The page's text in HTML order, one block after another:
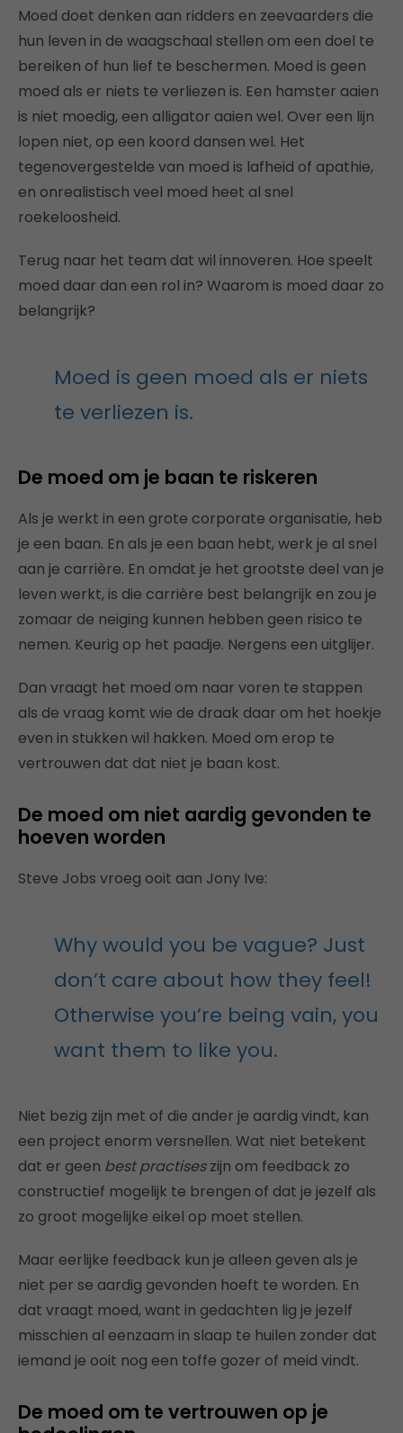
Moed doet denken aan ridders en zeevaarders die
hun leven in de waagschaal stellen om een doel te
bereiken of hun lief te beschermen. Moed is geen
moed als er niets te verliezen is. Een hamster aaien
is niet moedig, een alligator aaien wel. Over een lijn
lopen niet, op een koord dansen wel. Het
tegenovergestelde van moed is lafheid of apathie,
en onrealistisch veel moed heet al snel
roekeloosheid.
Terug naar het team dat wil innoveren. Hoe speelt
moed daar dan een rol in? Waarom is moed daar zo
belangrijk?
Moed is geen moed als er niets
te verliezen is.
De moed om je baan te riskeren
Als je werkt in een grote corporate organisatie, heb
je een baan. En als je een baan hebt, werk je al snel
aan je carrière. En omdat je het grootste deel van je
leven werkt, is die carrière best belangrijk en zou je
zomaar de neiging kunnen hebben geen risico te
nemen. Keurig op het paadje. Nergens een uitglijer.
Dan vraagt het moed om naar voren te stappen
als de vraag komt wie de draak daar om het hoekje
even in stukken wil hakken. Moed om erop te
vertrouwen dat dat niet je baan kost.
De moed om niet aardig gevonden te
hoeven worden
Steve Jobs vroeg ooit aan Jony Ive:
Why would you be vague? Just
don’t care about how they feel!
Otherwise you’re being vain, you
want them to like you.
Niet bezig zijn met of die ander je aardig vindt, kan
een project enorm versnellen. Wat niet betekent
dat er geen best practiseszijn om feedback zo
constructief mogelijk te brengen of dat je jezelf als
zo groot mogelijke eikel op moet stellen.
Maar eerlijke feedback kun je alleen geven als je
niet per se aardig gevonden hoeft te worden. En
dat vraagt moed, want in gedachten lig je jezelf
misschien al eenzaam in slaap te huilen zonder dat
iemand je ooit nog een toffe gozer of meid vindt.
De moed om te vertrouwen op je